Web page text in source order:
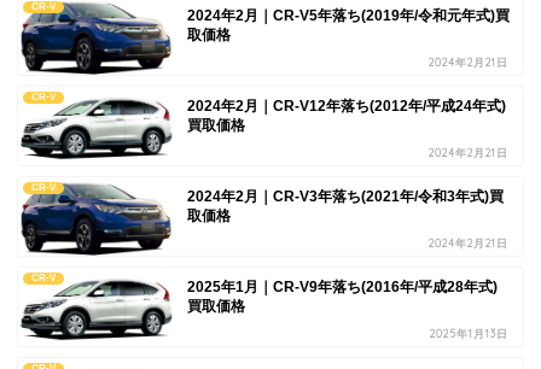
CR-V
2024年2月｜CR-V5年落ち(2019年/令和元年式)買
取価格
2024年2月21日
CR-V
2024年2月｜CR-V12年落ち(2012年/平成24年式)
買取価格
2024年2月21日
CR-V
2024年2月｜CR-V3年落ち(2021年/令和3年式)買
取価格
2024年2月21日
CR-V
2025年1月｜CR-V9年落ち(2016年/平成28年式)
買取価格
2025年1月13日